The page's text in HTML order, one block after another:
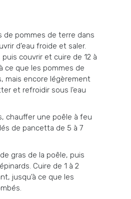
de pommes de terre dans
d’eau froide et saler.
couvrir et cuire de 12 à
ce que les pommes de
mais encore légèrement
et refroidir sous l’eau
chauffer une poêle à feu
de pancetta de 5 à 7
gras de la poêle, puis
Cuire de 1 à 2
jusqu’à ce que les